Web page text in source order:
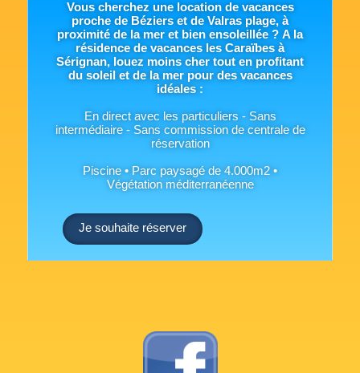
Vous cherchez une location de vacances
proche de Béziers et de Valras plage, à
proximité de la mer et bien ensoleillée ? A la
résidence de vacances les Caraïbes à
Sérignan, louez moins cher tout en profitant
du soleil et de la mer pour des vacances
idéales :
En direct avec les particuliers - Sans
intermédiaire - Sans commission de centrale de
réservation
Piscine • Parc paysagé de 4.000m2 •
Végétation méditerranéenne
Je souhaite réserver